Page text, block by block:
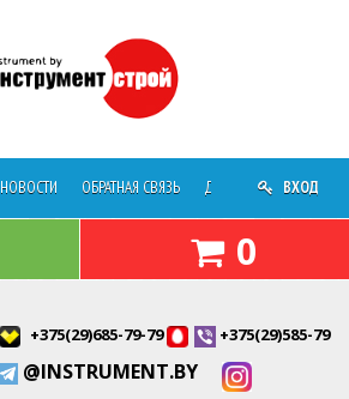
НОВОСТИ ОБРАТНАЯ СВЯЗЬ ДОСТАВКА О
ВХОД
0
+375(29)685-79-79 +375(29)585-79-
@INSTRUMENT.BY